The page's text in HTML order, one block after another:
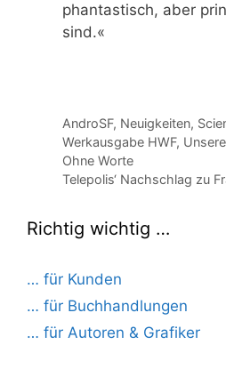
phantastisch, aber
sind.«
Kategorien
AndroSF, Neuigkeiten,
Werkausgabe HWF,
Ohne Worte
Telepolis‘ Nachschlag zu
Richtig wichtig …
… für Kunden
… für Buchhandlungen
… für Autoren & Grafiker